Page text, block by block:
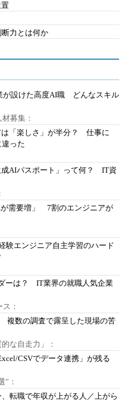
力とは何か
設けた高度AI職 どんなスキル
募集：
は「楽しさ」が半分？ 仕事に
違った
AIパスポート」って何？ IT資
が需要増」 7割のエンジニアが
エンジニア自主学習のハード
ーは？ IT業界の就職人気企業
：
複数の調査で露呈した現場の苦
な自走力」：
CSVでデータ連携」が残る
”：
転職で年収が上がる人／上がら